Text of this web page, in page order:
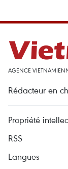
AGENCE
Rédacteur en
Propriété
RSS
Langues